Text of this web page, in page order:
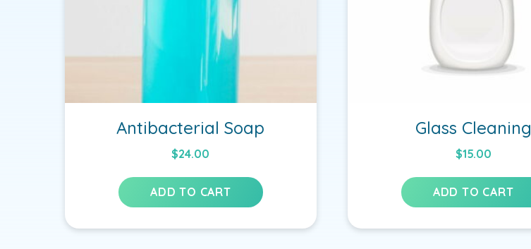
Antibacterial Soap
$24.00
ADD TO CART
Glass Cleaning
$15.00
ADD TO CART